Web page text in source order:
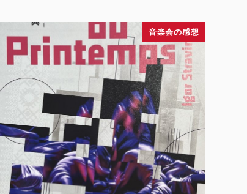
音楽会の感想